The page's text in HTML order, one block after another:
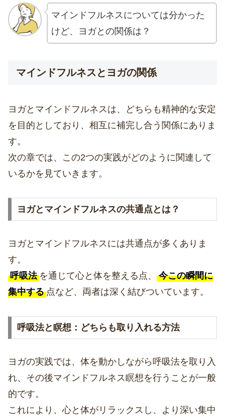
マインドフルネスについては分かった
けど、ヨガとの関係は？
マインドフルネスとヨガの関係
ヨガとマインドフルネスは、どちらも精神的な安定
を目的としており、相互に補完し合う関係にありま
す。
次の章では、この2つの実践がどのように関連して
いるかを見ていきます。
ヨガとマインドフルネスの共通点とは？
ヨガとマインドフルネスには共通点が多くありま
す。
呼吸法 を通じて心と体を整える点、
今この瞬間に
集中する 点など、両者は深く結びついています。
呼吸法と瞑想：どちらも取り入れる方法
ヨガの実践では、体を動かしながら呼吸法を取り入
れ、その後マインドフルネス瞑想を行うことが一般
的です。
これにより、心と体がリラックスし、より深い集中